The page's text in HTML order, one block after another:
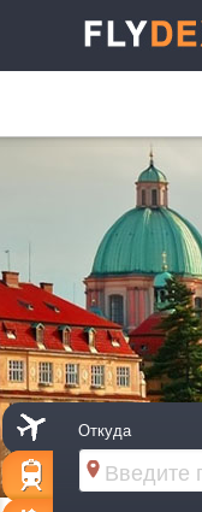
Откуда